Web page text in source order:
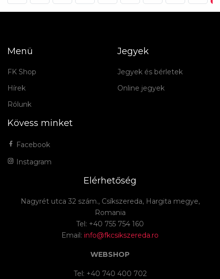
Menü
FK Shop
Hírek
Rólunk
Jegyek
Jegyek és bérletek
Online jegyek
Kövess minket
Facebook
Instagram
Elérhetőség
Nagyrét utca 32 szám., Csíkszereda, Hargita megye,
Romania
Tel: +40 755 754 160
Email: info@fkcsikszereda.ro
WEBSHOP
Tel: +40 740 400 702